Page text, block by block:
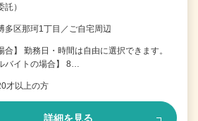
）
多区那珂1丁目／ご自宅周辺
合】 勤務日・時間は自由に選択できます。
バイトの場合】 8…
才以上の方
詳細を見る